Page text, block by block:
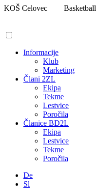
Pojdi
KOŠ Celovec Basketball
Informacije
Klub
Marketing
Člani 2ZL
Ekipa
Tekme
Lestvice
Poročila
Članice BD2L
Ekipa
Lestvice
Tekme
Poročila
De
Sl